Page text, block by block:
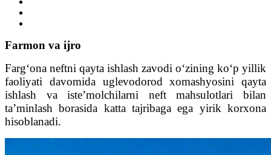
Farmon va ijro
Farg‘ona neftni qayta ishlash zavodi o‘zining ko‘p yillik
faoliyati davomida uglevodorod xomashyosini qayta
ishlash va iste’molchilarni neft mahsulotlari bilan
ta’minlash borasida katta tajribaga ega yirik korxona
hisoblanadi.